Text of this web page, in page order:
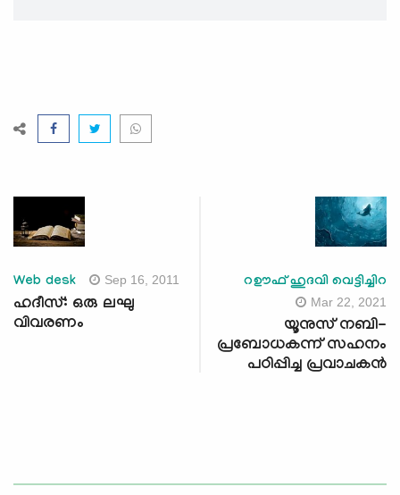
Web desk Sep 16, 2011
ഹദീസ്: ഒരു ലഘു
വിവരണം
റഊഫ് ഹുദവി വെട്ടിച്ചിറ
Mar 22, 2021
യൂനുസ് നബി-
പ്രബോധകന്ന് സഹനം
പഠിപ്പിച്ച പ്രവാചകന്‍